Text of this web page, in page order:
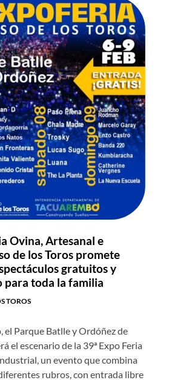
Ovina, Artesanal e
de los Toros promete
gratuitos y
toda la familia
TOROS
el Parque Batlle y Ordóñez de
el escenario de la 39ª Expo Feria
un evento que combina
rubros, con entrada libre